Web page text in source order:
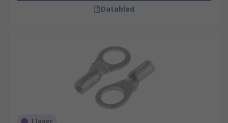
Datablad
I lager